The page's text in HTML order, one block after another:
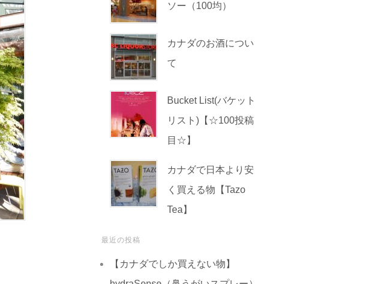
ソー（100均）
カナダのお酒につい
て
Bucket List(バケット
リスト)【☆100投稿
目☆】
カナダで日本より安
く買える物【Tazo
Tea】
最近の投稿
【カナダでしか買えない物】